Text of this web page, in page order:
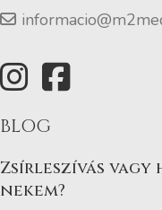
BLOG
Zsírleszívás vagy
nekem?